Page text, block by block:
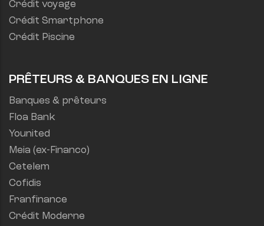
Crédit voyage
Crédit Smartphone
Crédit Piscine
PRÊTEURS & BANQUES EN LIGNE
Banques & prêteurs
Floa Bank
Younited
Meia (ex-Financo)
Cetelem
Cofidis
Franfinance
Crédit Moderne